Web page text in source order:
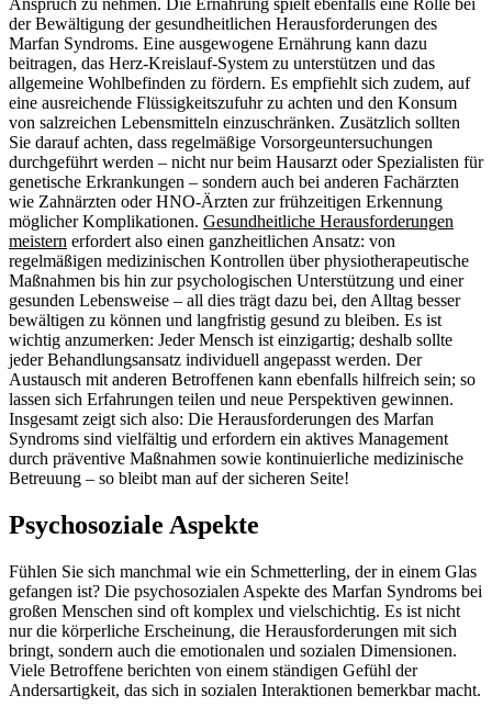
Anspruch zu nehmen. Die Ernährung spielt ebenfalls eine Rolle bei
der Bewältigung der gesundheitlichen Herausforderungen des
Marfan Syndroms. Eine ausgewogene Ernährung kann dazu
beitragen, das Herz-Kreislauf-System zu unterstützen und das
allgemeine Wohlbefinden zu fördern. Es empfiehlt sich zudem, auf
eine ausreichende Flüssigkeitszufuhr zu achten und den Konsum
von salzreichen Lebensmitteln einzuschränken. Zusätzlich sollten
Sie darauf achten, dass regelmäßige Vorsorgeuntersuchungen
durchgeführt werden – nicht nur beim Hausarzt oder Spezialisten für
genetische Erkrankungen – sondern auch bei anderen Fachärzten
wie Zahnärzten oder HNO-Ärzten zur frühzeitigen Erkennung
möglicher Komplikationen. Gesundheitliche Herausforderungen
meistern erfordert also einen ganzheitlichen Ansatz: von
regelmäßigen medizinischen Kontrollen über physiotherapeutische
Maßnahmen bis hin zur psychologischen Unterstützung und einer
gesunden Lebensweise – all dies trägt dazu bei, den Alltag besser
bewältigen zu können und langfristig gesund zu bleiben. Es ist
wichtig anzumerken: Jeder Mensch ist einzigartig; deshalb sollte
jeder Behandlungsansatz individuell angepasst werden. Der
Austausch mit anderen Betroffenen kann ebenfalls hilfreich sein; so
lassen sich Erfahrungen teilen und neue Perspektiven gewinnen.
Insgesamt zeigt sich also: Die Herausforderungen des Marfan
Syndroms sind vielfältig und erfordern ein aktives Management
durch präventive Maßnahmen sowie kontinuierliche medizinische
Betreuung – so bleibt man auf der sicheren Seite!
Psychosoziale Aspekte
Fühlen Sie sich manchmal wie ein Schmetterling, der in einem Glas
gefangen ist? Die psychosozialen Aspekte des Marfan Syndroms bei
großen Menschen sind oft komplex und vielschichtig. Es ist nicht
nur die körperliche Erscheinung, die Herausforderungen mit sich
bringt, sondern auch die emotionalen und sozialen Dimensionen.
Viele Betroffene berichten von einem ständigen Gefühl der
Andersartigkeit, das sich in sozialen Interaktionen bemerkbar macht.